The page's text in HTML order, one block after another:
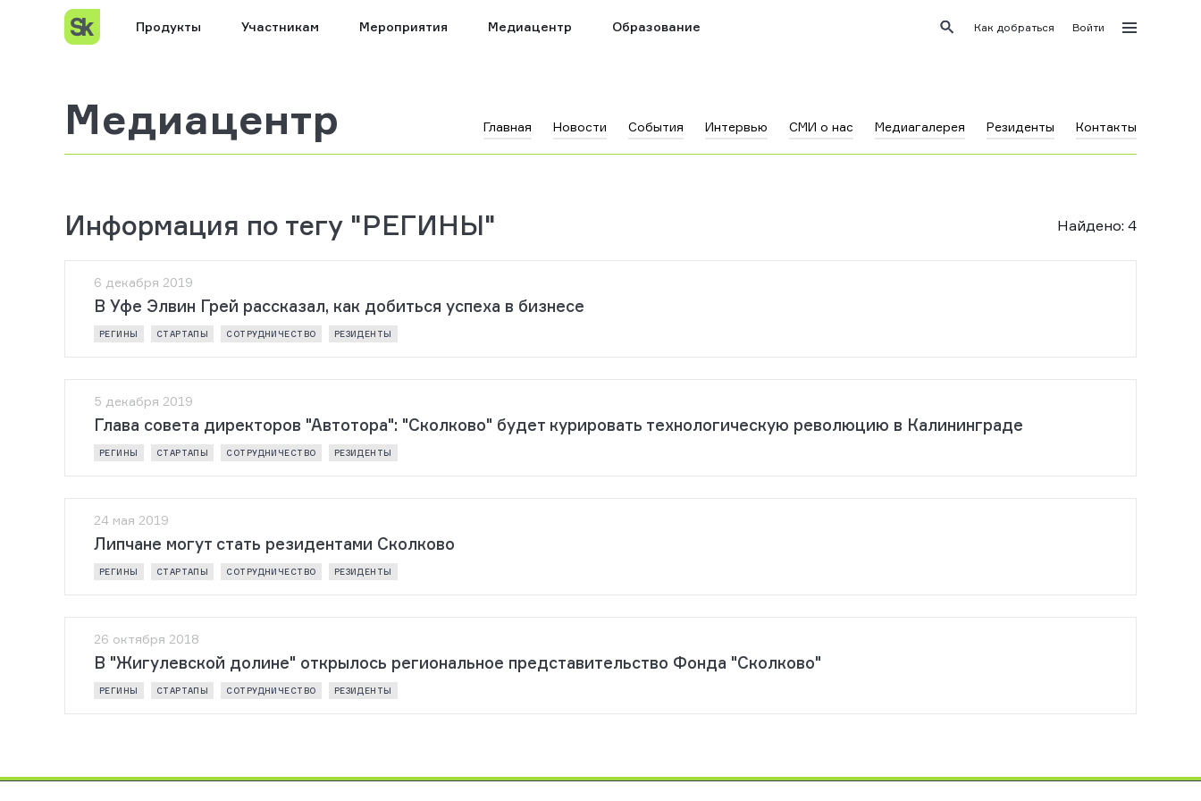
Продукты Участникам Мероприятия Медиацентр Образование Как добраться Войти
Медиацентр Главная Новости События Интервью СМИ о нас Медиагалерея Резиденты Контакты
Найдено: 4
Информация по тегу "РЕГИНЫ"
6 декабря 2019
В Уфе Элвин Грей рассказал, как добиться успеха в бизнесе
РЕГИНЫ СТАРТАПЫ СОТРУДНИЧЕСТВО РЕЗИДЕНТЫ
5 декабря 2019
Глава совета директоров "Автотора": "Сколково" будет курировать технологическую революцию в Калининграде
РЕГИНЫ СТАРТАПЫ СОТРУДНИЧЕСТВО РЕЗИДЕНТЫ
24 мая 2019
Липчане могут стать резидентами Сколково
РЕГИНЫ СТАРТАПЫ СОТРУДНИЧЕСТВО РЕЗИДЕНТЫ
26 октября 2018
В "Жигулевской долине" открылось региональное представительство Фонда "Сколково"
РЕГИНЫ СТАРТАПЫ СОТРУДНИЧЕСТВО РЕЗИДЕНТЫ